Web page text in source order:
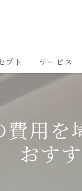
プト サービス
用
おす